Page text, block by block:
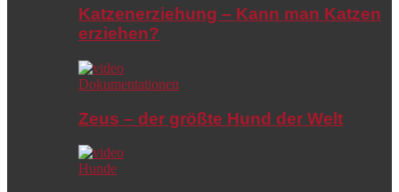
Katzenerziehung – Kann man Katzen
erziehen?
Dokumentationen
Zeus – der größte Hund der Welt
Hunde